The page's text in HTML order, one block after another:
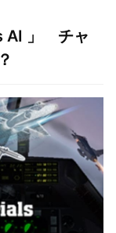
AI 」 チャ